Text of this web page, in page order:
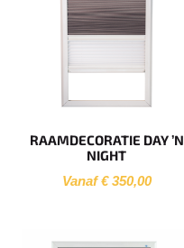
RAAMDECORATIE DAY ’N
NIGHT
Vanaf € 350,00